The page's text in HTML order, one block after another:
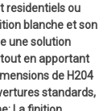
residentiels ou
blanche et son
une solution
en apportant
de H204
standards,